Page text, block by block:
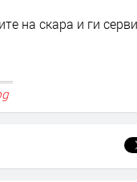
на скара и ги